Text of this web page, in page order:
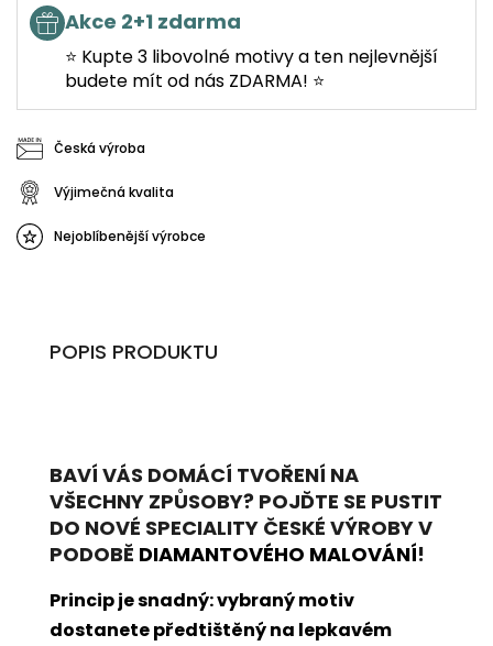
Akce 2+1 zdarma
⭐ Kupte 3 libovolné motivy a ten nejlevnější
budete mít od nás ZDARMA! ⭐
Česká výroba
Výjimečná kvalita
Nejoblíbenější výrobce
POPIS PRODUKTU
BAVÍ VÁS DOMÁCÍ TVOŘENÍ NA
VŠECHNY ZPŮSOBY? POJĎTE SE PUSTIT
DO NOVÉ SPECIALITY ČESKÉ VÝROBY V
PODOBĚ DIAMANTOVÉHO MALOVÁNÍ!
Princip je snadný: vybraný motiv
dostanete předtištěný na lepkavém